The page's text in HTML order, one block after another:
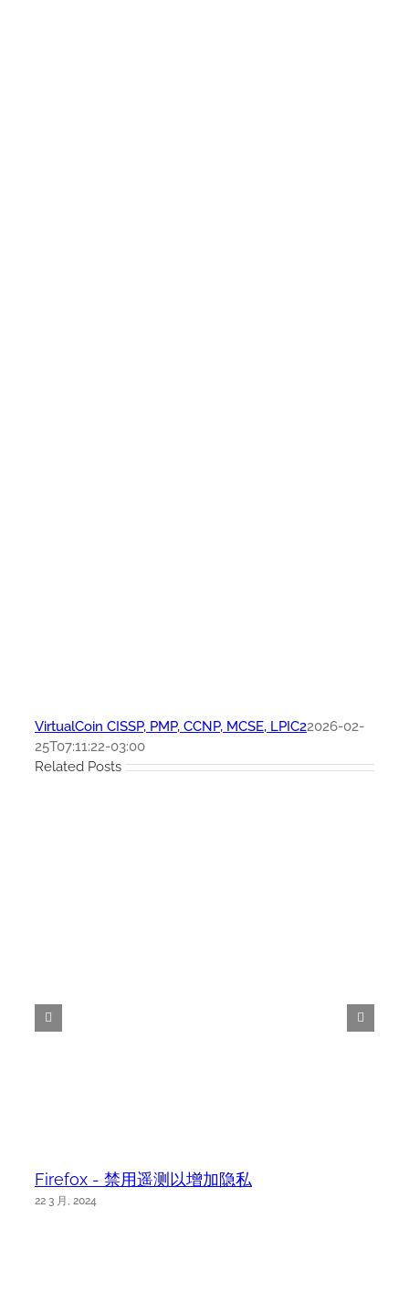
VirtualCoin CISSP, PMP, CCNP, MCSE, LPIC22026-02-
25T07:11:22-03:00
Related Posts
Firefox - 禁用遥测以增加隐私
22 3 月, 2024